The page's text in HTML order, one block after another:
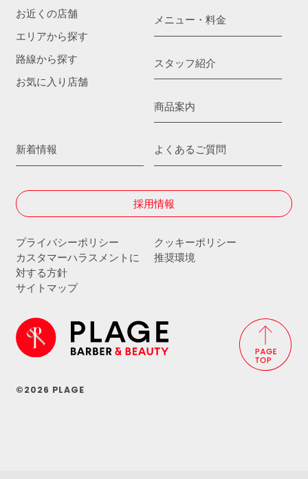
お近くの店舗
エリアから探す
路線から探す
お気に入り店舗
メニュー・料金
スタッフ紹介
商品案内
新着情報 よくあるご質問
採用情報
プライバシーポリシー
クッキーポリシー
カスタマーハラスメントに
対する方針
推奨環境
サイトマップ
©2026 PLAGE